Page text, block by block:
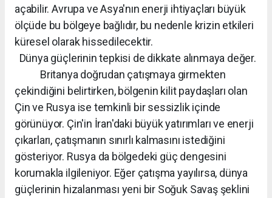
açabilir. Avrupa ve Asya'nın enerji ihtiyaçları büyük
ölçüde bu bölgeye bağlıdır, bu nedenle krizin etkileri
küresel olarak hissedilecektir.
Dünya güçlerinin tepkisi de dikkate alınmaya değer.
Britanya doğrudan çatışmaya girmekten
çekindiğini belirtirken, bölgenin kilit paydaşları olan
Çin ve Rusya ise temkinli bir sessizlik içinde
görünüyor. Çin'in İran'daki büyük yatırımları ve enerji
çıkarları, çatışmanın sınırlı kalmasını istediğini
gösteriyor. Rusya da bölgedeki güç dengesini
korumakla ilgileniyor. Eğer çatışma yayılırsa, dünya
güçlerinin hizalanması yeni bir Soğuk Savaş şeklini